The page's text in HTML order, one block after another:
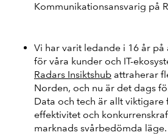
Kommunikationsansvarig på
Vi har varit ledande i 16 år
för våra kunder och IT-
Radars Insiktshub attraherar
Norden, och nu är det dags
Data och tech är allt viktigare
effektivitet och
marknads svårbedömda